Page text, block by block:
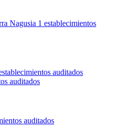
Nagusia 1 establecimientos
auditados
auditados
auditados